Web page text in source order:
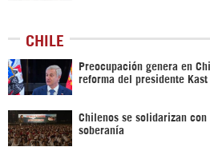
CHILE
Preocupación genera en
reforma del presidente Kast
Chilenos se solidarizan con
soberanía